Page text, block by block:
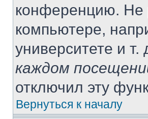
конференцию. Не
компьютере,
университете и
каждом
отключил эту
Вернуться к началу